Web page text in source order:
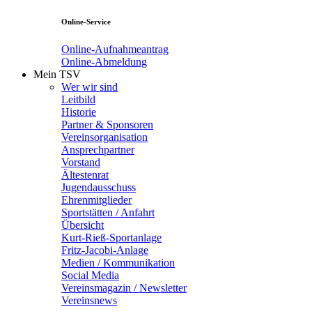
Online-Service
Online-Aufnahmeantrag
Online-Abmeldung
Mein TSV
Wer wir sind
Leitbild
Historie
Partner & Sponsoren
Vereinsorganisation
Ansprechpartner
Vorstand
Ältestenrat
Jugendausschuss
Ehrenmitglieder
Sportstätten / Anfahrt
Übersicht
Kurt-Rieß-Sportanlage
Fritz-Jacobi-Anlage
Medien / Kommunikation
Social Media
Vereinsmagazin / Newsletter
Vereinsnews